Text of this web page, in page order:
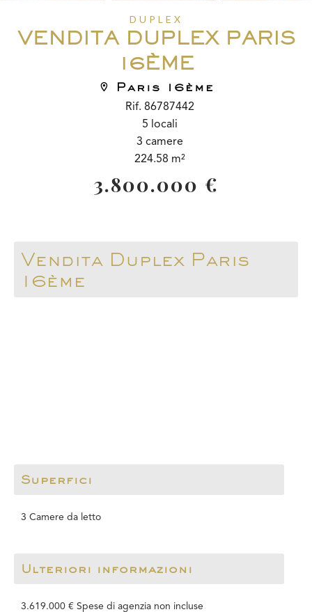
DUPLEX
VENDITA DUPLEX PARIS
16ÈME
Paris 16ème
Rif. 86787442
5 locali
3 camere
224.58 m²
3.800.000 €
Vendita Duplex Paris
16ème
Superfici
3 Camere da letto
Ulteriori informazioni
3.619.000 € Spese di agenzia non incluse